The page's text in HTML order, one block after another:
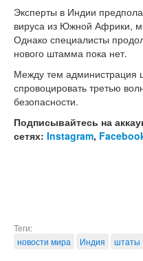
Эксперты в Индии
вируса из Южной Африки,
Однако специалисты
нового штамма пока нет.
Между тем администрация
спровоцировать третью
безопасности.
Подписывайтесь на
сетях: Instagram,
Теги:
новости мира
Индия штаты